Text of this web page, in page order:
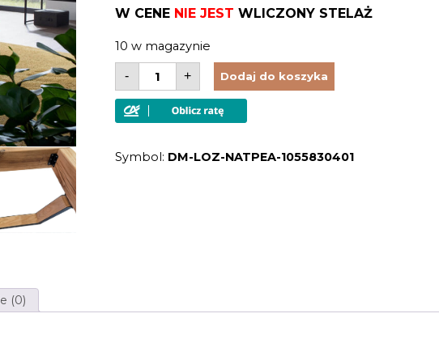
W CENE NIE JEST WLICZONY STELAŻ
10 w magazynie
-
ilość
Łóżko
z
belek
dębowych
podstawą
+ Dodaj do koszyka
Symbol: DM-LOZ-NATPEA-1055830401
(0)